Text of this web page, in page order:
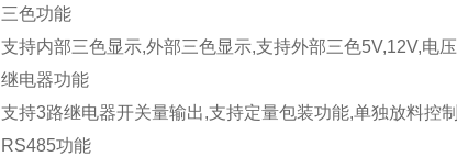
三色功能
支持内部三色显示,外部三色显示,支持外部三色5V,12V,电压
继电器功能
支持3路继电器开关量输出,支持定量包装功能,单独放料控制
RS485功能